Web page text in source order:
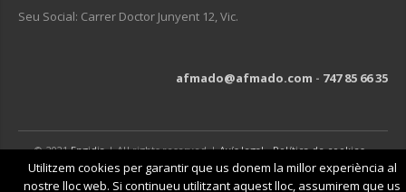
Seu Social: Carrer Doctor Junyent 12, Vic.
afmado@afmado.com - 747 85 66 35
© 2021Engidia| All rights reserved |Avís legal-Política de cookies-
Política de privacitat
Utilitzem cookies per garantir que us donem la millor experiència al
nostre lloc web. Si continueu utilitzant aquest lloc, assumirem que us